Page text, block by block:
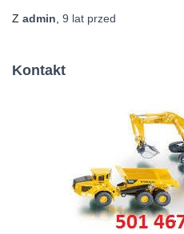
Z admin 9 lat przed
Kontakt